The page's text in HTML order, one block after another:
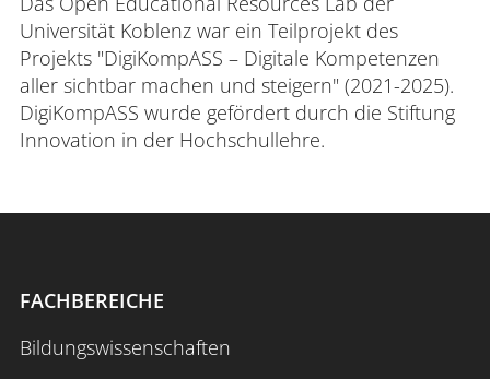
Universität Koblenz war ein Teilprojekt des
Projekts "DigiKompASS – Digitale Kompetenzen
aller sichtbar machen und steigern" (2021-2025).
DigiKompASS wurde gefördert durch die Stiftung
Innovation in der Hochschullehre.
FACHBEREICHE
Bildungswissenschaften